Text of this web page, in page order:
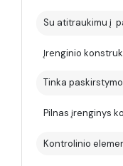
Su atitraukimu į
Įrenginio
Tinka
Pilnas įrenginys
Kontrolinio